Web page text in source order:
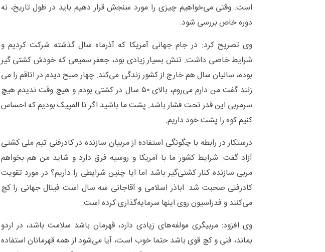
است. وقتی می‌خواهیم چیزی را مورد سنجش قرار دهیم باید در طول تاریخ، نه
دوره خاص بررسی شود.
وی تصریح کرد: در جام جهانی آمریکا که آذرماه سال گذشته شرکت کردیم و
شرایط خاصی داشت. تنش بسیار زیادی بود، جعفر سمیعی که خودش کشتی گیر
بوده، سالیان سال هم خارج از کشور زندگی می‌کند. چهار صبح دیدم در اتاقم را می
زنند گفت من دارم می‌روم، بالای ۵۰ سال در کشتی بودم و هیچ وقت ندیدم هیچ
سرمربی این قدر تحت فشار باشد. پشت ما باشید اگر تا المپیک بودیم که احساس
کنیم کوه را پشت خود داریم.
درستکار در رابطه با چگونگی استفاده از مربیان سازنده در کادرفنی تیم ملی کشتی
آزاد گفت: شرایط کشور ما با آمریکا و روسیه فرق دارد و شاید من هم بخواهم
مربی سازنده کنار کشتی‌گیر باشد اما ایا چنین شرایطی را داریم؟ در مورد تقویت
کادرفنی صحبت شد. اباذر اسلامی و آقاجانی سه سال است فینال جهانی را کچ
می‌کنند و فدراسیون روی اینها سرمایه‌گذاری کرده است.
وی افزود: مربیگری مولفه‌های زیادی دارد، قهرمان باشد سلامت باشد، در اردو
بماند، فنی و کچ قوی باشد حتما خوب است، آیا می‌شود از همه قهرمانان استفاده